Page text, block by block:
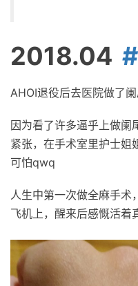
2018.04
AHOI退役后去医院做了
因为看了许多逼乎上做阑
紧张，在手术室里护士姐
可怕qwq
人生中第一次做全麻手术
飞机上，醒来后感慨活着